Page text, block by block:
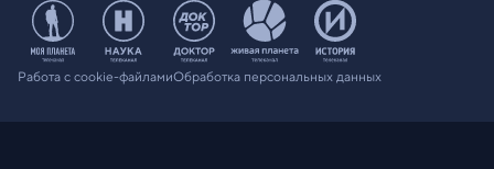
Работа с cookie-файламиОбработка персональных данных